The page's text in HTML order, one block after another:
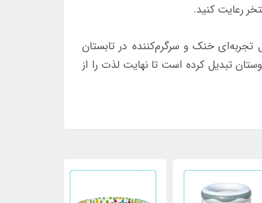
رعایت کنید.
است که به دنبال تجربه‌ای خنک و سرگرم‌کننده در تابستان
تبدیل کرده است تا نهایت لذت را از